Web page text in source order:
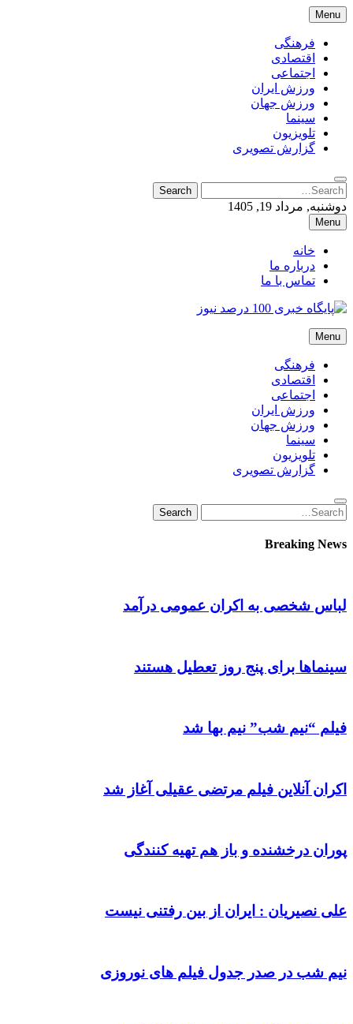
Skip
to
content
Menu
فرهنگی
اقتصادی
اجتماعی
ورزش ایران
ورزش جهان
سینما
تلویزیون
گزارش تصویری
Search
for:
Search
دوشنبه, مرداد 19, 1405
Menu
خانه
درباره ما
تماس با ما
پایگاه خبری 100 درصد نیوز
پایگاه خبری 100 درصد نیوز
Menu
فرهنگی
اقتصادی
اجتماعی
ورزش ایران
ورزش جهان
سینما
تلویزیون
گزارش تصویری
Search
for:
Search
Breaking News
لباس شخصی به اکران عمومی درآمد
سینماها برای پنج‌ روز تعطیل هستند
فیلم “نیم شب” نیم بها شد
اکران آنلاین فیلم مرتضی عقیلی آغاز شد
پوران درخشنده و باز هم تهیه کنندگی
علی نصیریان : ایران از بین رفتنی نیست
نیم شب در صدر جدول فیلم های نوروزی